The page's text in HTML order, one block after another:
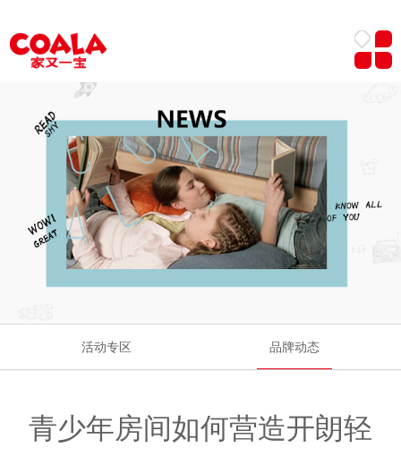
活动专区 品牌动态
青少年房间如何营造开朗轻